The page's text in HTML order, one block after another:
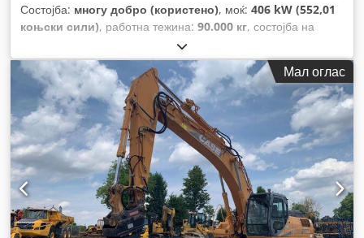
Состојба: многу добро (користено), моќ: 406 kW (552,01
коњски сили), работна тежина: 90.000 кг, состојба на
, Година на изградба:
часови:12.866 h, Опрема:кабина, клима уред,
Мал оглас